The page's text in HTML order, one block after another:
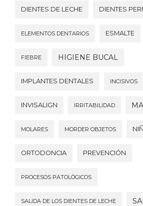
DIENTES DE LECHE DIENTES
ELEMENTOS DENTARIOS ESMALTE
FIEBRE HIGIENE BUCAL
IMPLANTES DENTALES INCISIVOS
INVISALIGN IRRITABILIDAD
MOLARES MORDER OBJETOS
ORTODONCIA PREVENCIÓN
PROCESOS PATOLÓGICOS
SALIDA DE LOS DIENTES DE LECHE